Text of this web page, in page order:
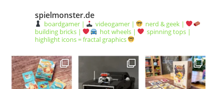
spielmonster.de
boardgamer | videogamer |
nerd & geek |
building bricks |
hot wheels |
spinning tops |
highlight icons = fractal graphics